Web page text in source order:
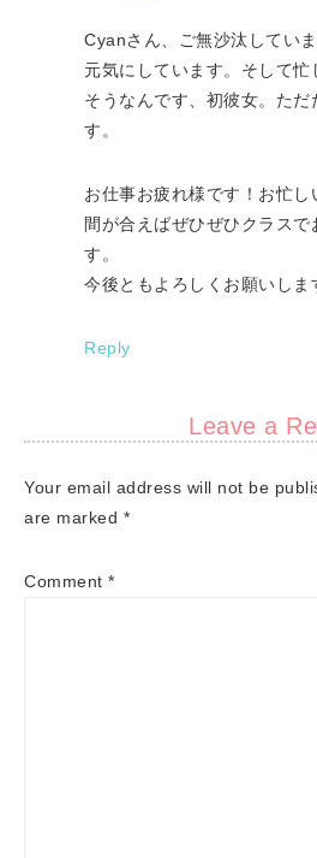
Cyanさん、ご無沙汰していま
元気にしています。そして忙
そうなんです、初彼女。た
す。
お仕事お疲れ様です！お忙
間が合えばぜひぜひクラス
す。
今後ともよろしくお願いしま
Reply
Leave a
Your email address will not be
are marked *
Comment *